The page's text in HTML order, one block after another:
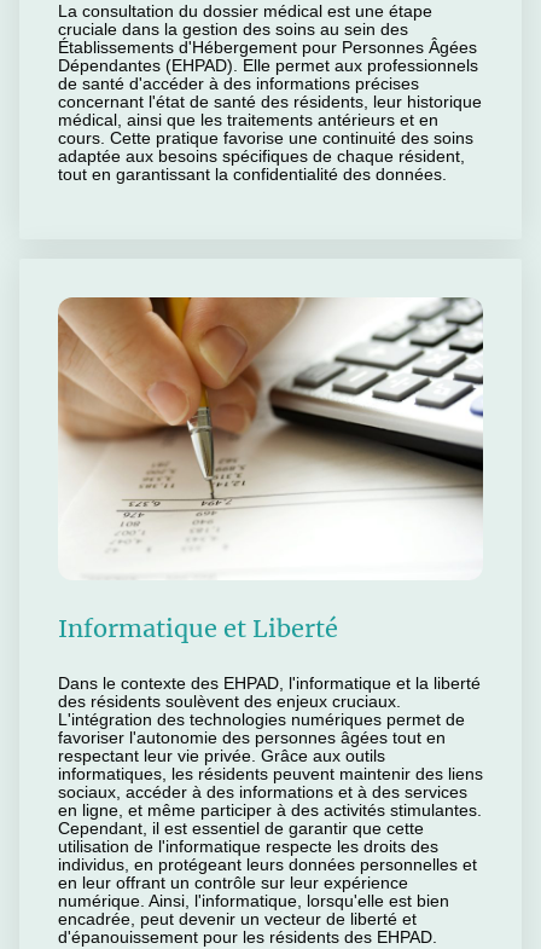
La consultation du dossier médical est une étape
cruciale dans la gestion des soins au sein des
Établissements d'Hébergement pour Personnes Âgées
Dépendantes (EHPAD). Elle permet aux professionnels
de santé d'accéder à des informations précises
concernant l'état de santé des résidents, leur historique
médical, ainsi que les traitements antérieurs et en
cours. Cette pratique favorise une continuité des soins
adaptée aux besoins spécifiques de chaque résident,
tout en garantissant la confidentialité des données.
Informatique et Liberté
Dans le contexte des EHPAD, l'informatique et la liberté
des résidents soulèvent des enjeux cruciaux.
L'intégration des technologies numériques permet de
favoriser l'autonomie des personnes âgées tout en
respectant leur vie privée. Grâce aux outils
informatiques, les résidents peuvent maintenir des liens
sociaux, accéder à des informations et à des services
en ligne, et même participer à des activités stimulantes.
Cependant, il est essentiel de garantir que cette
utilisation de l'informatique respecte les droits des
individus, en protégeant leurs données personnelles et
en leur offrant un contrôle sur leur expérience
numérique. Ainsi, l'informatique, lorsqu'elle est bien
encadrée, peut devenir un vecteur de liberté et
d'épanouissement pour les résidents des EHPAD.